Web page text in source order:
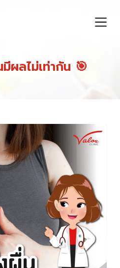
ผลไม่เท่ากัน 🎯